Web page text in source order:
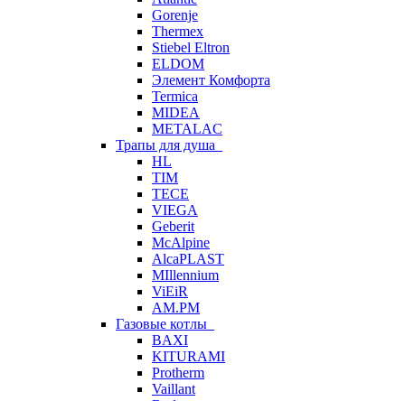
Gorenje
Thermex
Stiebel Eltron
ELDOM
Элемент Комфорта
Termica
MIDEA
METALAC
Трапы для душа
HL
TIM
TECE
VIEGA
Geberit
McAlpine
AlcaPLAST
MIllennium
ViEiR
AM.PM
Газовые котлы
BAXI
KITURAMI
Protherm
Vaillant